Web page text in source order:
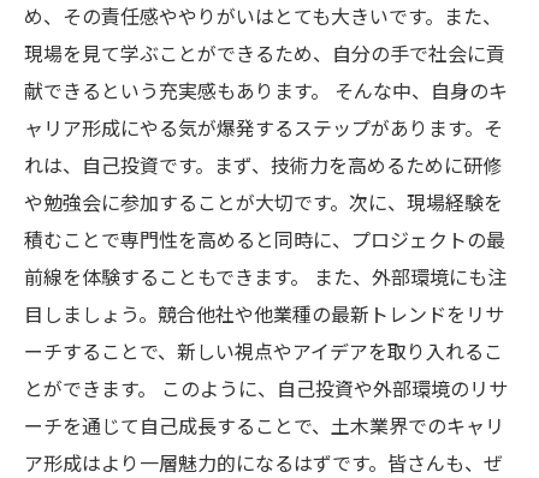
め、その責任感ややりがいはとても大きいです。また、
現場を見て学ぶことができるため、自分の手で社会に貢
献できるという充実感もあります。 そんな中、自身のキ
ャリア形成にやる気が爆発するステップがあります。そ
れは、自己投資です。まず、技術力を高めるために研修
や勉強会に参加することが大切です。次に、現場経験を
積むことで専門性を高めると同時に、プロジェクトの最
前線を体験することもできます。 また、外部環境にも注
目しましょう。競合他社や他業種の最新トレンドをリサ
ーチすることで、新しい視点やアイデアを取り入れるこ
とができます。 このように、自己投資や外部環境のリサ
ーチを通じて自己成長することで、土木業界でのキャリ
ア形成はより一層魅力的になるはずです。皆さんも、ぜ